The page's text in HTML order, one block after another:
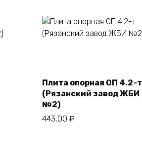
Плита опорная ОП 4.2-т
(Рязанский завод ЖБИ
№2)
443,00 ₽